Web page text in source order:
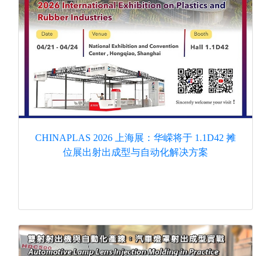
CHINAPLAS 2026 上海展：华嵘将于 1.1D42 摊
位展出射出成型与自动化解决方案